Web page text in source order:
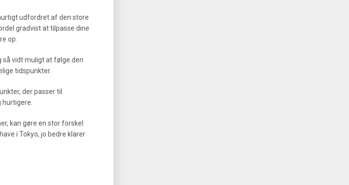
udfordret af den store
gradvist at tilpasse dine
op.
så vidt muligt at følge den
tidspunkter.
der passer til
kan gøre en stor forskel
i Tokyo, jo bedre klarer